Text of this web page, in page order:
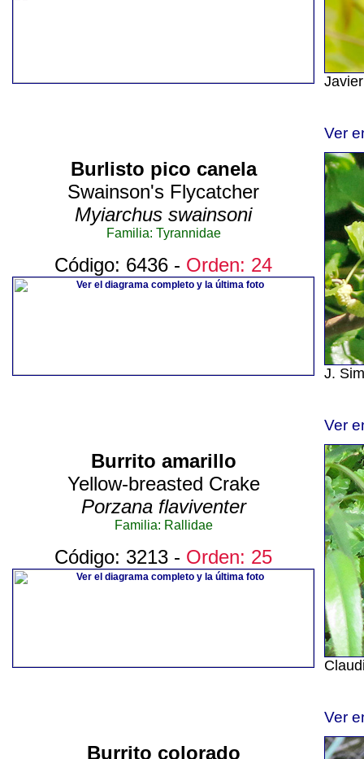
Ver
Burlisto pico canela
Swainson's Flycatcher
Myiarchus swainsoni
Familia: Tyrannidae
Código: 6436 - Orden: 24
J.
Ver
Burrito amarillo
Yellow-breasted Crake
Porzana flaviventer
Familia: Rallidae
Código: 3213 - Orden: 25
Ver
Burrito colorado